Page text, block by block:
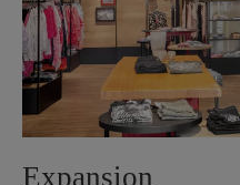
Expansion